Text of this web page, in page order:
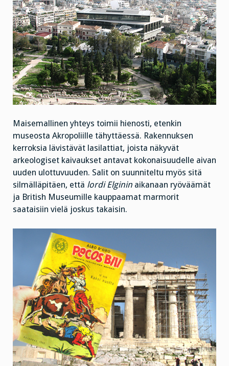
Maisemallinen yhteys toimii hienosti, etenkin
museosta Akropoliille tähyttäessä. Rakennuksen
kerroksia lävistävät lasilattiat, joista näkyvät
arkeologiset kaivaukset antavat kokonaisuudelle aivan
uuden ulottuvuuden. Salit on suunniteltu myös sitä
silmälläpitäen, että lordi Elginin aikanaan ryöväämät
ja British Museumille kauppaamat marmorit
saataisiin vielä joskus takaisin.